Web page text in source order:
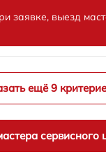
заявке, выезд
ещё 9
сервисного